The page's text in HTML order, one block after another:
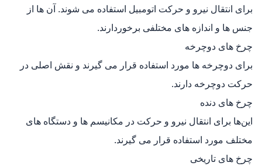
برای انتقال نیرو و حرکت اتومبیل استفاده می‌ شوند. آن‌ ها از
جنس‌ ها و اندازه‌ های مختلفی برخوردارند.
چرخ‌ های دوچرخه
برای دوچرخه‌ ها مورد استفاده قرار می‌ گیرند و نقش اصلی در
حرکت دوچرخه دارند.
چرخ‌ های دنده
این‌ها برای انتقال نیرو و حرکت در مکانیسم‌ ها و دستگاه‌ های
مختلف مورد استفاده قرار می‌ گیرند.
چرخ‌ های تاریخی